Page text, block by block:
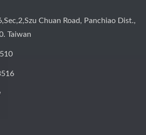
Chuan Road, Panchiao Dist.,
Taiwan